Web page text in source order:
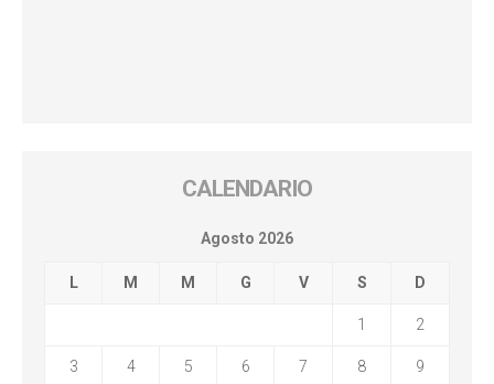
CALENDARIO
Agosto 2026
L M M G V S D
1 2
3 4 5 6 7 8 9